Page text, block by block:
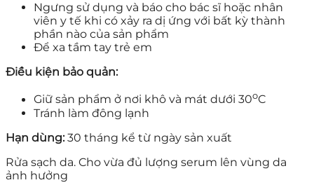
Ngưng sử dụng và báo cho bác sĩ hoặc nhân
viên y tế khi có xảy ra dị ứng với bất kỳ thành
phần nào của sản phẩm
Để xa tầm tay trẻ em
Điều kiện bảo quản:
Giữ sản phẩm ở nơi khô và mát dưới 30oC
Tránh làm đông lạnh
Hạn dùng:30 tháng kể từ ngày sản xuất
Rửa sạch da. Cho vừa đủ lượng serum lên vùng da
ảnh hưởng